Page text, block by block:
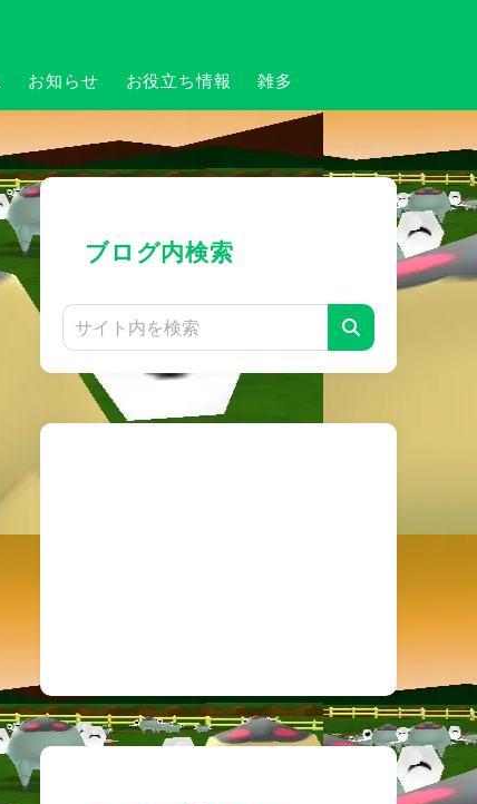
お知らせ お役立ち情報 雑多
ブログ内検索